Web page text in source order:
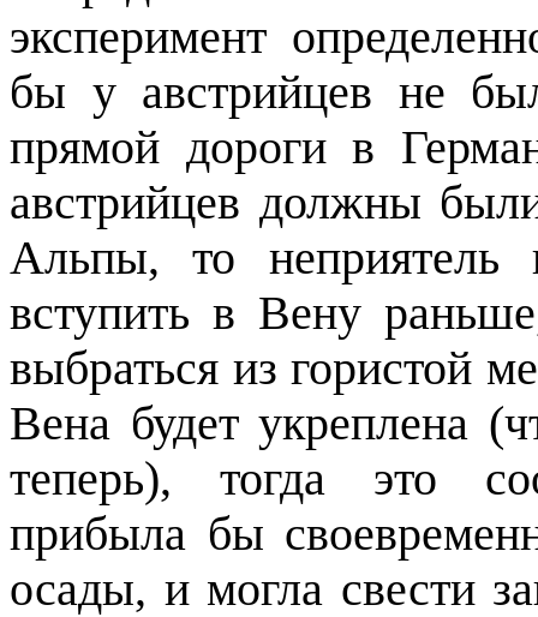
эксперимент
бы у австрийцев не
прямой дороги в
австрийцев должны
Альпы, то
вступить в Вену
выбраться из гористой
Вена будет укреплена
теперь), тогда это
прибыла бы
осады, и могла свести